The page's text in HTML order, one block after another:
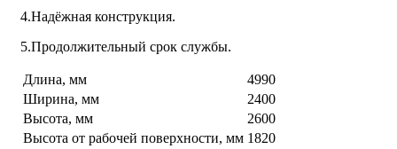
4.Надёжная конструкция.
5.Продолжительный срок службы.
Длина, мм
4990
Ширина, мм
2400
Высота, мм
2600
Высота от рабочей поверхности, мм 1820